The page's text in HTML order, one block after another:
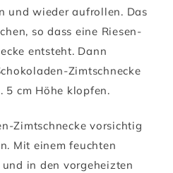
und wieder aufrollen. Das
so dass eine Riesen-
entsteht. Dann
Zimtschnecke
5 cm Höhe klopfen.
Zimtschnecke vorsichtig
Mit einem feuchten
in den vorgeheizten